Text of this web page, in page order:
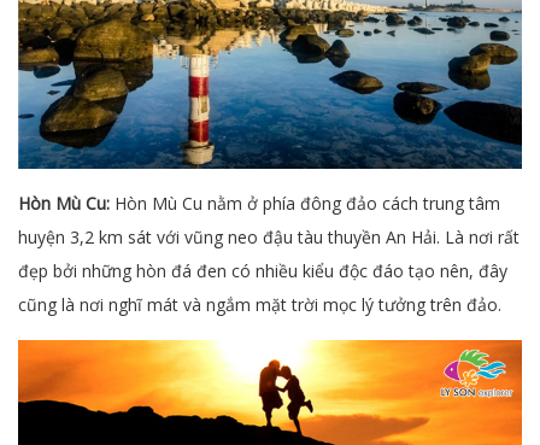
Hòn Mù Cu: Hòn Mù Cu nằm ở phía đông đảo cách trung tâm
huyện 3,2 km sát với vũng neo đậu tàu thuyền An Hải. Là nơi rất
đẹp bởi những hòn đá đen có nhiều kiểu độc đáo tạo nên, đây
cũng là nơi nghĩ mát và ngắm mặt trời mọc lý tưởng trên đảo.